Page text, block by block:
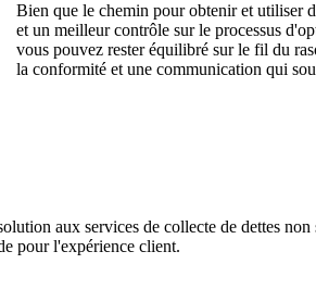
Bien que le chemin pour obtenir et utiliser
et un meilleur contrôle sur le processus
vous pouvez rester équilibré sur le fil du
la conformité et une communication qui
aux services de collecte de dettes
pour l'expérience client.